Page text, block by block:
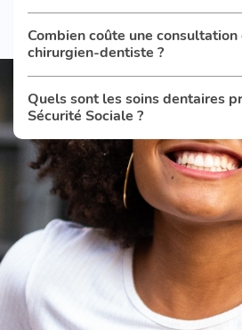
Combien coûte une consultation
chirurgien-dentiste ?
Quels sont les soins dentaires
Sécurité Sociale ?